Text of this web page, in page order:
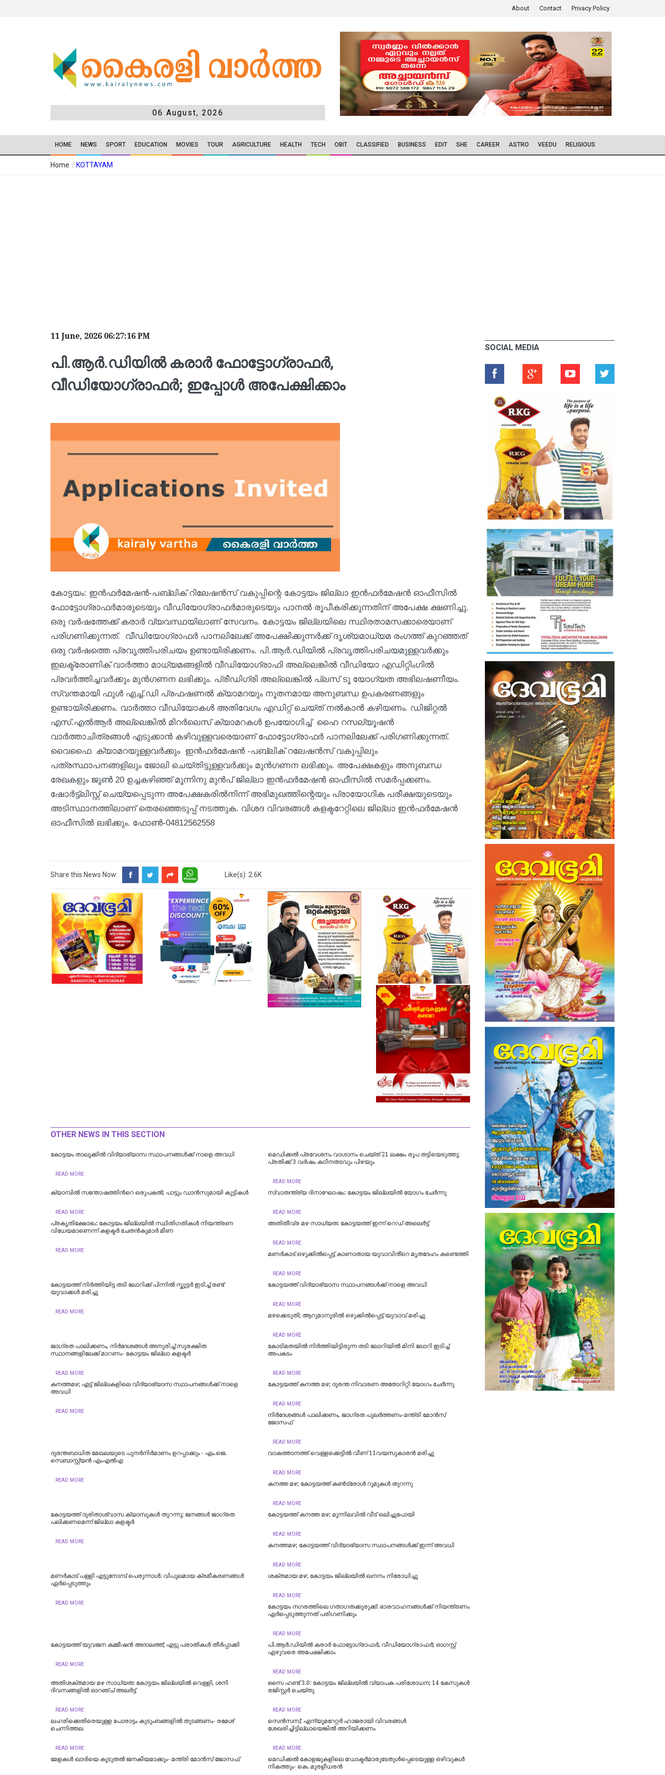
About Contact Privacy Policy
06 August, 2026
HOME NEWS SPORT EDUCATION MOVIES TOUR AGRICULTURE HEALTH TECH OBIT CLASSIFIED BUSINESS EDIT SHE CAREER ASTRO VEEDU RELIGIOUS
Home / KOTTAYAM
11 June, 2026 06:27:16 PM
പി.ആര്‍.ഡിയില്‍ കരാര്‍ ഫോട്ടോഗ്രാഫര്‍,
വീഡിയോഗ്രാഫര്‍; ഇപ്പോള്‍ അപേക്ഷിക്കാം
കോട്ടയം: ഇന്‍ഫര്‍മേഷന്‍-പബ്ലിക് റിലേഷന്‍സ് വകുപ്പിന്റെ കോട്ടയം ജില്ലാ ഇന്‍ഫര്‍മേഷന്‍ ഓഫീസില്‍
ഫോട്ടോഗ്രാഫര്‍മാരുടെയും വീഡിയോഗ്രാഫര്‍മാരുടെയും പാനല്‍ രൂപീകരിക്കുന്നതിന് അപേക്ഷ ക്ഷണിച്ചു.
ഒരു വര്‍ഷത്തേക്ക് കരാര്‍ വ്യവസ്ഥയിലാണ് സേവനം. കോട്ടയം ജില്ലയിലെ സ്ഥിരതാമസക്കാരെയാണ്
പരിഗണിക്കുന്നത്. വീഡിയോഗ്രാഫര്‍ പാനലിലേക്ക് അപേക്ഷിക്കുന്നര്‍ക്ക് ദൃശ്യമാധ്യമ രംഗത്ത് കുറഞ്ഞത്
ഒരു വര്‍ഷത്തെ പ്രവൃത്തിപരിചയം ഉണ്ടായിരിക്കണം. പി.ആര്‍.ഡിയില്‍ പ്രവൃത്തിപരിചയമുള്ളവര്‍ക്കും
ഇലക്ട്രോണിക് വാര്‍ത്താ മാധ്യമങ്ങളില്‍ വീഡിയോഗ്രാഫി അല്ലെങ്കില്‍ വീഡിയോ എഡിറ്റിംഗില്‍
പ്രവര്‍ത്തിച്ചവര്‍ക്കും മുന്‍ഗണന ലഭിക്കും. പ്രീഡിഗ്രി അല്ലെങ്കില്‍ പ്ലസ് ടൂ യോഗ്യത അഭിലഷണീയം.
സ്വന്തമായി ഫുള്‍ എച്ച്.ഡി പ്രഫഷണല്‍ ക്യാമറയും നൂതനമായ അനുബന്ധ ഉപകരണങ്ങളും
ഉണ്ടായിരിക്കണം. വാര്‍ത്താ വീഡിയോകള്‍ അതിവേഗം എഡിറ്റ് ചെയ്ത് നല്‍കാന്‍ കഴിയണം. ഡിജിറ്റല്‍
എസ്.എല്‍ആര്‍ അല്ലെങ്കില്‍ മിറര്‍ലെസ് ക്യാമറകള്‍ ഉപയോഗിച്ച് ഹൈ റസല്യൂഷന്‍
വാര്‍ത്താചിത്രങ്ങള്‍ എടുക്കാന്‍ കഴിവുള്ളവരെയാണ് ഫോട്ടോഗ്രാഫര്‍ പാനലിലേക്ക് പരിഗണിക്കുന്നത്.
വൈഫൈ ക്യാമറയുള്ളവര്‍ക്കും ഇന്‍ഫര്‍മേഷന്‍ -പബ്ലിക് റലേഷന്‍സ് വകുപ്പിലും
പത്രസ്ഥാപനങ്ങളിലും ജോലി ചെയ്തിട്ടുള്ളവര്‍ക്കും മുന്‍ഗണന ലഭിക്കും. അപേക്ഷകളും അനുബന്ധ
രേഖകളും ജൂണ്‍ 20 ഉച്ചകഴിഞ്ഞ് മൂന്നിനു മുന്‍പ് ജില്ലാ ഇന്‍ഫര്‍മേഷന്‍ ഓഫീസില്‍ സമര്‍പ്പക്കണം.
ഷോര്‍ട്ട്ലിസ്റ്റ് ചെയ്യപ്പെടുന്ന അപേക്ഷകരില്‍നിന്ന് അഭിമുഖത്തിന്റെയും പ്രായോഗിക പരീക്ഷയുടെയും
അടിസ്ഥാനത്തിലാണ് തെരഞ്ഞെടുപ്പ് നടത്തുക. വിശദ വിവരങ്ങള്‍ കളക്ടറേറ്റിലെ ജില്ലാ ഇന്‍ഫര്‍മേഷന്‍
ഓഫീസില്‍ ലഭിക്കും. ഫോണ്‍-04812562558
Share this News Now: Like(s): 2.6K
OTHER NEWS IN THIS SECTION
കോട്ടയം താലൂക്കില്‍ വിദ്യാഭ്യാസ സ്ഥാപനങ്ങള്‍ക്ക് നാളെ അവധി
READ MORE
മെഡിക്കൽ പ്രവേശനം വാഗ്ദാനം ചെയ്ത് 21 ലക്ഷം രൂപ തട്ടിയെടുത്തു;
പ്രതിക്ക് 3 വർഷം കഠിനതടവും പിഴയും
READ MORE
ക്യാമ്പിൽ സന്തോഷത്തിന്‍റെ ഒരുപകൽ; പാട്ടും ഡാൻസുമായി കുട്ടികൾ
READ MORE
സ്വാതന്ത്ര്യ ദിനാഘോഷം: കോട്ടയം ജില്ലയില്‍ യോഗം ചേർന്നു
READ MORE
പ്രകൃതിക്ഷോഭം: കോട്ടയം ജില്ലയിൽ സ്ഥിതിഗതികൾ നിയന്ത്രണ
വിധേയമാണെന്ന് കളക്ടർ ചേതൻകുമാർ മീണ
READ MORE
അതിതീവ്ര മഴ സാധ്യത: കോട്ടയത്ത് ഇന്ന് റെഡ് അലെർട്ട്
READ MORE
മണർകാട് ഒഴുക്കിൽപ്പെട്ട് കാണാതായ യുവാവിൻ്റെ മൃതദേഹം കണ്ടെത്തി
READ MORE
കോട്ടയത്ത് നിർത്തിയിട്ട തടി ലോറിക്ക് പിന്നിൽ സ്കൂട്ടർ ഇടിച്ച് രണ്ട്
യുവാക്കൾ മരിച്ചു
READ MORE
കോട്ടയത്ത് വിദ്യാഭ്യാസ സ്ഥാപനങ്ങൾക്ക് നാളെ അവധി
READ MORE
മഴക്കെടുതി; ആറുമാനൂരിൽ ഒഴുക്കില്‍പ്പെട്ട് യുവാവ് മരിച്ചു
READ MORE
ജാഗ്രത പാലിക്കണം, നിര്‍ദേശങ്ങള്‍ അനുരിച്ച് സുരക്ഷിത
സ്ഥാനങ്ങളിലേക്ക് മാറണം- കോട്ടയം ജില്ലാ കളക്ടര്‍
READ MORE
കോടിമതയിൽ നിർത്തിയിട്ടിരുന്ന തടി ലോറിയിൽ മിനി ലോറി ഇടിച്ച്
അപകടം
READ MORE
കനത്തമഴ; എട്ട് ജില്ലകളിലെ വിദ്യാഭ്യാസ സ്ഥാപനങ്ങൾക്ക് നാളെ
അവധി
READ MORE
കോട്ടയത്ത് കനത്ത മഴ; ദുരന്ത നിവാരണ അതോറിറ്റി യോഗം ചേർന്നു
READ MORE
നിർദേശങ്ങൾ പാലിക്കണം, ജാഗ്രത പുലർത്തണം-മന്ത്രി മോൻസ്
ജോസഫ്
READ MORE
ദുരന്തബാധിത മേഖലയുടെ പുനർനിർമാണം ഉറപ്പാക്കും - എം.ജെ.
സെബാസ്റ്റ്യൻ എംഎൽഎ
READ MORE
വാകത്താനത്ത് വെള്ളക്കെട്ടില്‍ വീണ് 11വയസുകാരന്‍ മരിച്ചു
READ MORE
കനത്ത മഴ; കോട്ടയത്ത് കണ്‍ട്രോള്‍ റൂമുകള്‍ തുറന്നു
READ MORE
കോട്ടയത്ത് ദുരിതാശ്വാസ ക്യാമ്പുകള്‍ തുറന്നു; ജനങ്ങള്‍ ജാഗ്രത
പലിക്കണമെന്ന് ജില്ലാ കളക്ടര്‍
READ MORE
കോട്ടയത്ത് കനത്ത മഴ; മൂന്നിലവിൽ വീട് ഒലിച്ചുപോയി
READ MORE
കനത്തമഴ; കോട്ടയത്ത് വിദ്യാഭ്യാസ സ്ഥാപനങ്ങള്‍ക്ക് ഇന്ന് അവധി
READ MORE
മണർകാട് പള്ളി എട്ടുനോമ്പ് പെരുന്നാൾ: വിപുലമായ ക്രമീകരണങ്ങൾ
ഏർപ്പെടുത്തും
READ MORE
ശക്തമായ മഴ; കോട്ടയം ജില്ലയില്‍ ഖനനം നിരോധിച്ചു
READ MORE
കോട്ടയം നഗരത്തിലെ ഗതാഗതക്കുരുക്ക്: ഭാരവാഹനങ്ങൾക്ക് നിയന്ത്രണം
ഏർപ്പെടുത്തുന്നത് പരിഗണിക്കും
READ MORE
കോട്ടയത്ത് യുവജന കമ്മീഷൻ അദാലത്ത്; എട്ടു പരാതികൾ തീർപ്പാക്കി
READ MORE
പി.ആർ.ഡിയിൽ കരാർ ഫോട്ടോഗ്രാഫർ, വീഡിയോഗ്രാഫർ; ഓഗസ്റ്റ്
ഏഴുവരെ അപേക്ഷിക്കാം
READ MORE
അതിശക്തമായ മഴ സാധ്യത: കോട്ടയം ജില്ലയിൽ വെള്ളി, ശനി
ദിവസങ്ങളിൽ ഓറഞ്ച് അലർട്ട്
READ MORE
സൈ ഹണ്ട് 3.0: കോട്ടയം ജില്ലയിൽ വ്യാപക പരിശോധന; 14 കേസുകൾ
രജിസ്റ്റർ ചെയ്തു
READ MORE
ലഹരിക്കെതിരെയുള്ള പോരാട്ടം കുടുംബങ്ങളിൽ തുടങ്ങണം- രമേശ്
ചെന്നിത്തല
READ MORE
സെൻസസ്; എന്യൂമറേറ്റർ ഹാജരായി വിവരങ്ങൾ
ശേഖരിച്ചിട്ടില്ലായെങ്കിൽ അറിയിക്കണം
READ MORE
മേളകൾ ഖാദിയെ കൂടുതൽ ജനകീയമാക്കും- മന്ത്രി മോൻസ് ജോസഫ്
മെഡിക്കല്‍ കോളജുകളിലെ ഡോക്ടര്‍മാരുടേതുള്‍പ്പെടെയുള്ള ഒഴിവുകള്‍
നികത്തും- കെ. മുരളീധരന്‍
SOCIAL MEDIA